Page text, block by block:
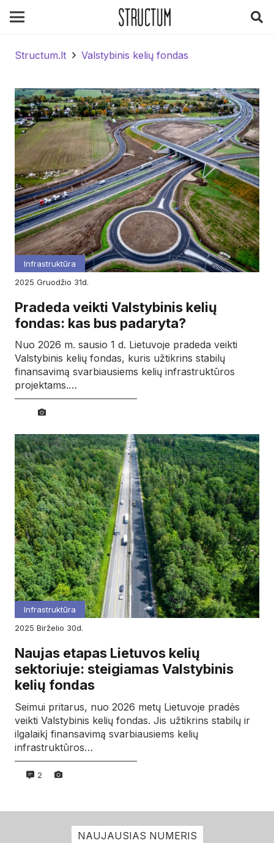
Structum.lt Valstybinis kelių fondas
Infrastruktūra
2025
gruodžio 31d.
Pradeda veikti Valstybinis kelių
fondas: kas bus padaryta?
Nuo 2026 m. sausio 1 d. Lietuvoje pradeda veikti
Valstybinis kelių fondas, kuris užtikrins stabilų
finansavimą svarbiausiems kelių infrastruktūros
projektams.…
Infrastruktūra
2025
birželio 30d.
Naujas etapas Lietuvos kelių
sektoriuje: steigiamas Valstybinis
kelių fondas
Seimui pritarus, nuo 2026 metų Lietuvoje pradės
veikti Valstybinis kelių fondas. Jis užtikrins stabilų ir
ilgalaikį finansavimą svarbiausiems kelių
infrastruktūros…
2
NAUJAUSIAS NUMERIS